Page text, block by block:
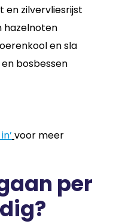
en zilvervliesrijst
hazelnoten
en sla
bosbessen
voor meer
per